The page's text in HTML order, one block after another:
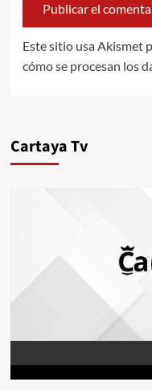
Este sitio usa Akismet
cómo se procesan los
Cartaya Tv